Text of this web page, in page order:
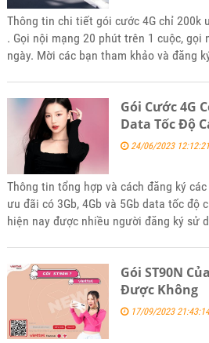
Thông tin chi tiết gói cước 4G chỉ 200k
. Gọi nội mạng 20 phút trên 1 cuộc, gọi
ngày. Mời các bạn tham khảo và đăng
Gói Cước 4G
Data Tốc Độ
24/06/2023
Thông tin tổng hợp và cách đăng ký
ưu đãi có 3Gb, 4Gb và 5Gb data tốc độ
hiện nay được nhiều người đăng ký sử
Gói ST90N
Được Không
17/09/2023